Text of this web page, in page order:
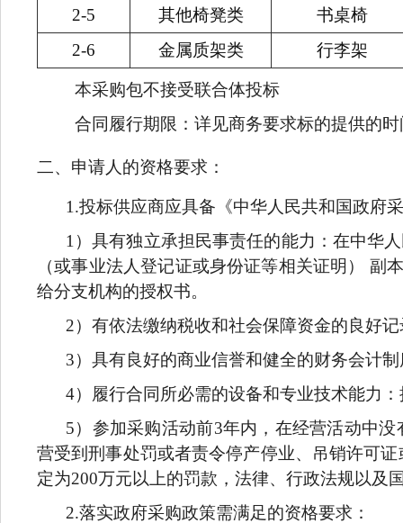
2-5
其他椅凳类
书桌椅
2-6
金属质架类 行李架
本采购包不接受联合体投标
合同履行期限：详见商务要求标的提供的
二、申请人的资格要求：
1.投标供应商应具备《中华人民共和国政府
1 ）具有独立承担民事责任的能力：在中华
（或事业法人登记证或身份证等相关证明）
给分支机构的授权书。
2）有依法缴纳税收和社会保障资金的良好
3）具有良好的商业信誉和健全的财务会计
4）履行合同所必需的设备和专业技术能力
5）参加采购活动前3年内，在经营活动中
营受到刑事处罚或者责令停产停业、吊销许可
定为200万元以上的罚款，法律、行政法规以及
2.落实政府采购政策需满足的资格要求：